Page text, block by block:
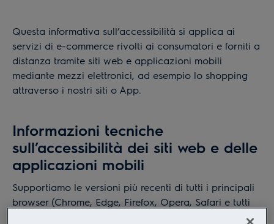
Questa informativa sull’accessibilità si applica ai
servizi di e-commerce rivolti ai consumatori e forniti a
distanza tramite siti web e applicazioni mobili
mediante mezzi elettronici, ad esempio lo shopping
attraverso i nostri siti o App.
Informazioni tecniche
sull’accessibilità dei siti web e delle
applicazioni mobili
Supportiamo le versioni più recenti di tutti i principali
browser (Chrome, Edge, Firefox, Opera, Safari e tutti